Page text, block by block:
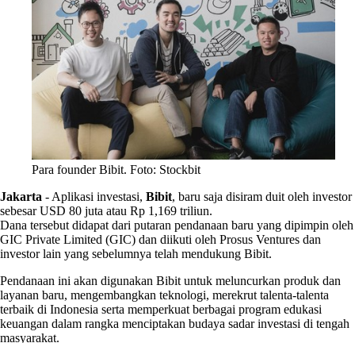
Para founder Bibit. Foto: Stockbit
Jakarta - Aplikasi investasi, Bibit, baru saja disiram duit oleh investor
sebesar USD 80 juta atau Rp 1,169 triliun.
Dana tersebut didapat dari putaran pendanaan baru yang dipimpin oleh
GIC Private Limited (GIC) dan diikuti oleh Prosus Ventures dan
investor lain yang sebelumnya telah mendukung Bibit.
Pendanaan ini akan digunakan Bibit untuk meluncurkan produk dan
layanan baru, mengembangkan teknologi, merekrut talenta-talenta
terbaik di Indonesia serta memperkuat berbagai program edukasi
keuangan dalam rangka menciptakan budaya sadar investasi di tengah
masyarakat.